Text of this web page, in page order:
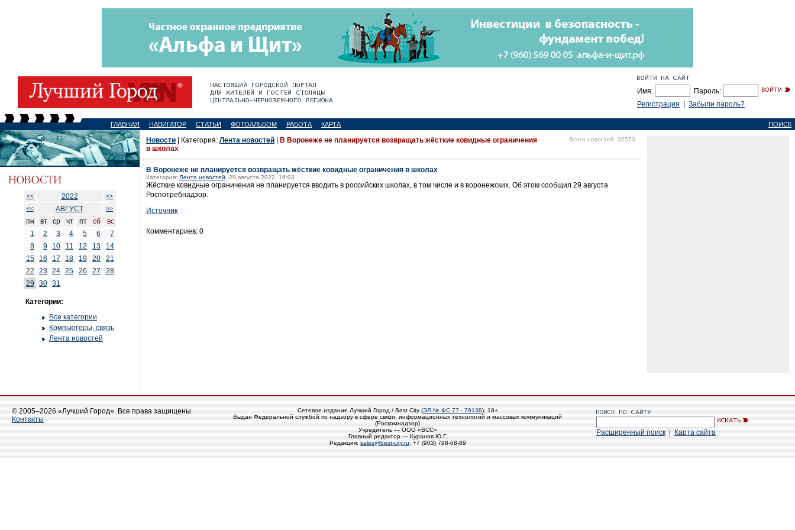
Имя:
Пароль:
Регистрация
Забыли пароль?
ГЛАВНАЯ НАВИГАТОР СТАТЬИ ФОТОАЛЬБОМ РАБОТА КАРТА ПОИСК
<< 2022
>>
<<
АВГУСТ >>
пн вт ср чт пт сб
вс
1
2 3 4 5 6
7
8
9 10 11 12 13
14
15
16 17 18 19 20
21
22
23 24 25 26 27
28
29
30 31
Категории:
Все категории
Компьютеры, связь
Лента новостей
Новости | Категория: Лента новостей
В Воронеже не планируется возвращать жёсткие ковидные ограничения
в школах
Всего новостей: 32573
В Воронеже не планируется возвращать жёсткие ковидные ограничения в школах
Категория: Лента новостей , 29 августа 2022, 16:03
Жёсткие ковидные ограничения не планируется вводить в российских школах, в том числе и в воронежских. Об этом сообщил 29 августа
Роспотребнадзор.
Источник
Комментариев: 0
© 2005–2026 «Лучший Город». Все права защищены.
Контакты
Сетевое издание Лучший Город / Best City (ЭЛ № ФС 77 - 79138), 18+
Выдан Федеральной службой по надзору в сфере связи, информационных технологий и массовых коммуникаций
(Роскомнадзор)
Учредитель — ООО «ВСС»
Главный редактор — Куранов Ю.Г.
Редакция: sales@best-city.ru , +7 (903) 798-68-89
Расширенный поиск Карта сайта